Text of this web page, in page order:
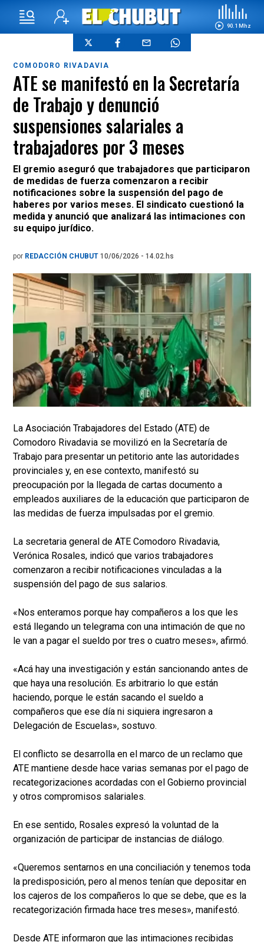
90.1 Mhz
COMODORO RIVADAVIA
ATE se manifestó en la Secretaría
de Trabajo y denunció
suspensiones salariales a
trabajadores por 3 meses
El gremio aseguró que trabajadores que participaron
de medidas de fuerza comenzaron a recibir
notificaciones sobre la suspensión del pago de
haberes por varios meses. El sindicato cuestionó la
medida y anunció que analizará las intimaciones con
su equipo jurídico.
por REDACCIÓN CHUBUT 10/06/2026 - 14.02.hs
La Asociación Trabajadores del Estado (ATE) de
Comodoro Rivadavia se movilizó en la Secretaría de
Trabajo para presentar un petitorio ante las autoridades
provinciales y, en ese contexto, manifestó su
preocupación por la llegada de cartas documento a
empleados auxiliares de la educación que participaron de
las medidas de fuerza impulsadas por el gremio.
La secretaria general de ATE Comodoro Rivadavia,
Verónica Rosales, indicó que varios trabajadores
comenzaron a recibir notificaciones vinculadas a la
suspensión del pago de sus salarios.
«Nos enteramos porque hay compañeros a los que les
está llegando un telegrama con una intimación de que no
le van a pagar el sueldo por tres o cuatro meses», afirmó.
«Acá hay una investigación y están sancionando antes de
que haya una resolución. Es arbitrario lo que están
haciendo, porque le están sacando el sueldo a
compañeros que ese día ni siquiera ingresaron a
Delegación de Escuelas», sostuvo.
El conflicto se desarrolla en el marco de un reclamo que
ATE mantiene desde hace varias semanas por el pago de
recategorizaciones acordadas con el Gobierno provincial
y otros compromisos salariales.
En ese sentido, Rosales expresó la voluntad de la
organización de participar de instancias de diálogo.
«Queremos sentarnos en una conciliación y tenemos toda
la predisposición, pero al menos tenían que depositar en
los cajeros de los compañeros lo que se debe, que es la
recategorización firmada hace tres meses», manifestó.
Desde ATE informaron que las intimaciones recibidas